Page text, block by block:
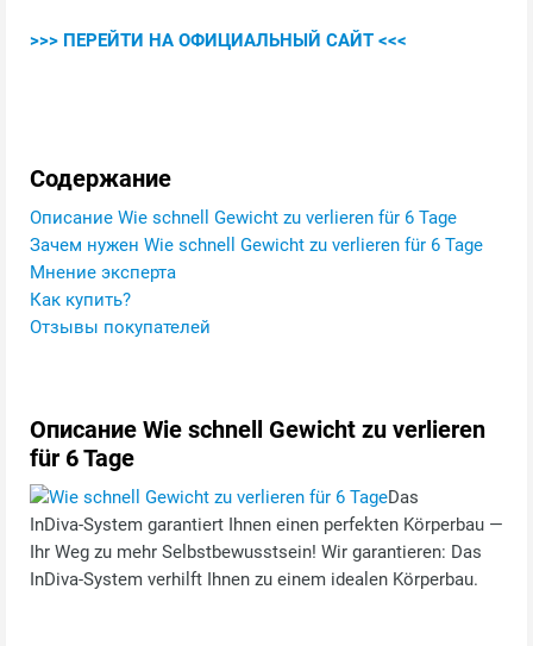
>>> ПЕРЕЙТИ НА ОФИЦИАЛЬНЫЙ САЙТ <<<
Содержание
Описание Wie schnell Gewicht zu verlieren für 6 Tage
Зачем нужен Wie schnell Gewicht zu verlieren für 6 Tage
Мнение эксперта
Как купить?
Отзывы покупателей
Описание Wie schnell Gewicht zu verlieren
für 6 Tage
Das
InDiva‑System garantiert Ihnen einen perfekten Körperbau —
Ihr Weg zu mehr Selbstbewusstsein! Wir garantieren: Das
InDiva‑System verhilft Ihnen zu einem idealen Körperbau.